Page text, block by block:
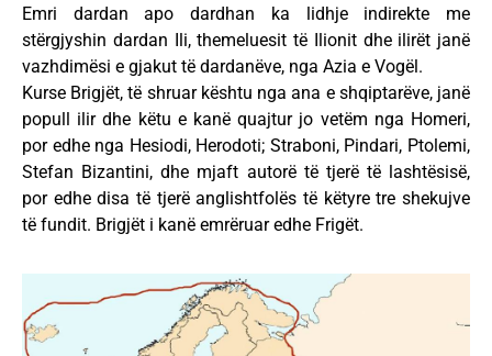
Emri dardan apo dardhan ka lidhje indirekte me
stërgjyshin dardan Ili, themeluesit të Ilionit dhe ilirët janë
vazhdimësi e gjakut të dardanëve, nga Azia e Vogël.
Kurse Brigjët, të shruar kështu nga ana e shqiptarëve, janë
popull ilir dhe këtu e kanë quajtur jo vetëm nga Homeri,
por edhe nga Hesiodi, Herodoti; Straboni, Pindari, Ptolemi,
Stefan Bizantini, dhe mjaft autorë të tjerë të lashtësisë,
por edhe disa të tjerë anglishtfolës të këtyre tre shekujve
të fundit. Brigjët i kanë emrëruar edhe Frigët.